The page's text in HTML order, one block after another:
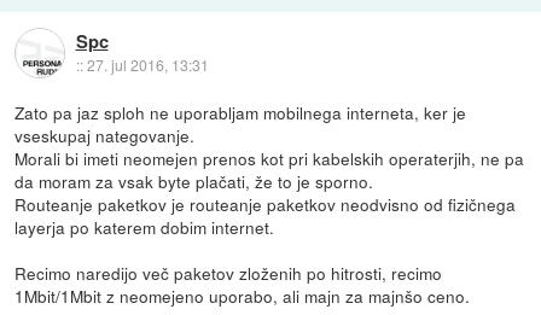
Spc
::27. jul 2016, 13:31
Zato pa jaz sploh ne uporabljam mobilnega interneta, ker je
vseskupaj nategovanje.
Morali bi imeti neomejen prenos kot pri kabelskih operaterjih, ne pa
da moram za vsak byte plačati, že to je sporno.
Routeanje paketkov je routeanje paketkov neodvisno od fizičnega
layerja po katerem dobim internet.
Recimo naredijo več paketov zloženih po hitrosti, recimo
1Mbit/1Mbit z neomejeno uporabo, ali majn za majnšo ceno.